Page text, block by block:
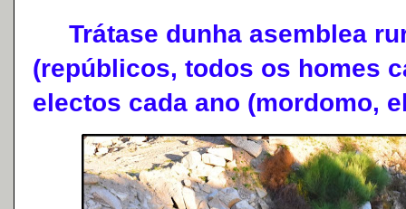
Trátase dunha asemblea
(repúblicos, todos os homes
electos cada ano (mordomo,